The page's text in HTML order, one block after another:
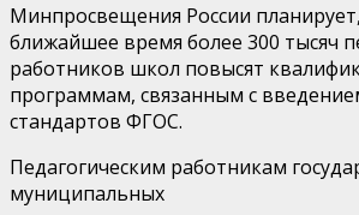
Минпросвещения России
ближайшее время более 300 тысяч
работников школ повысят
программам, связанным с
стандартов ФГОС.
Педагогическим работникам
муниципальных